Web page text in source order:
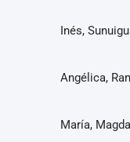
Inés,
Angélica,
María,